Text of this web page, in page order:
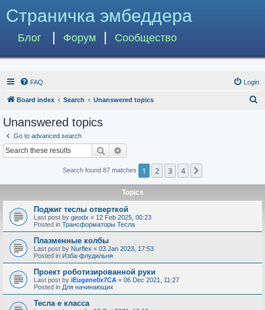
Страничка эмбеддера
Блог Форум Сообщество
FAQ Login
Board index Search Unanswered topics
Unanswered topics
Go to advanced search
Search
Search found 87 matches 1 2 3 4
Topics
Поджиг теслы отверткой
Last post by geodx « 12 Feb 2025, 00:23
Posted in Трансформаторы Тесла
Плазменные колбы
Last post by Nurflex « 03 Jan 2023, 17:53
Posted in Изба-флудильня
Проект роботизированной руки
Last post by iEugene0x7CA « 06 Dec 2021, 11:27
Posted in Для начинающих
Тесла е класса